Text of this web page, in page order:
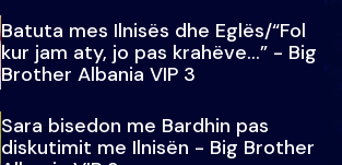
Batuta mes Ilnisës dhe Eglës/“Fol
kur jam aty, jo pas krahëve…” - Big
Brother Albania VIP 3
Sara bisedon me Bardhin pas
diskutimit me Ilnisën - Big Brother